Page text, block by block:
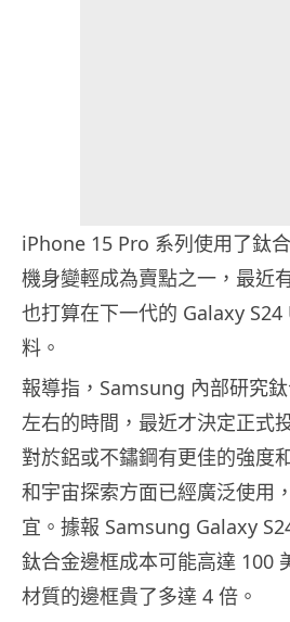
iPhone 15 Pro 系列使用了鈦
機身變輕成為賣點之一，最近
也打算在下一代的 Galaxy
料。
報導指，Samsung 內部研究
左右的時間，最近才決定正式
對於鋁或不鏽鋼有更佳的強度
和宇宙探索方面已經廣泛使用
宜。據報 Samsung Galaxy
鈦合金邊框成本可能高達 100
材質的邊框貴了多達 4 倍。